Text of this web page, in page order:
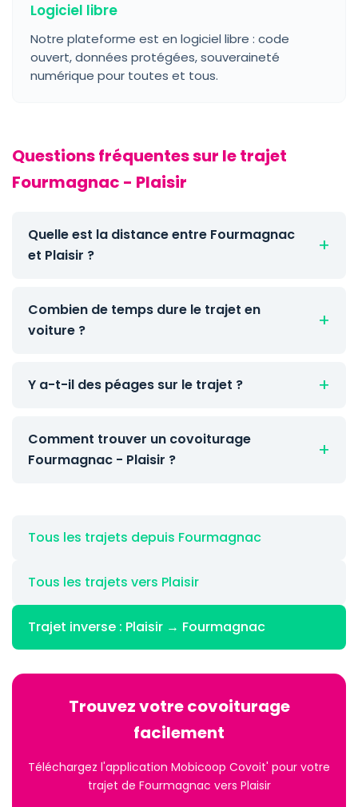
Logiciel libre
Notre plateforme est en logiciel libre : code
ouvert, données protégées, souveraineté
numérique pour toutes et tous.
Questions fréquentes sur le trajet
Fourmagnac - Plaisir
Quelle est la distance entre Fourmagnac
et Plaisir ?
Combien de temps dure le trajet en
voiture ?
Y a-t-il des péages sur le trajet ?
Comment trouver un covoiturage
Fourmagnac - Plaisir ?
Tous les trajets depuis Fourmagnac
Tous les trajets vers Plaisir
Trajet inverse : Plaisir → Fourmagnac
Trouvez votre covoiturage
facilement
Téléchargez l'application Mobicoop Covoit' pour votre
trajet de Fourmagnac vers Plaisir